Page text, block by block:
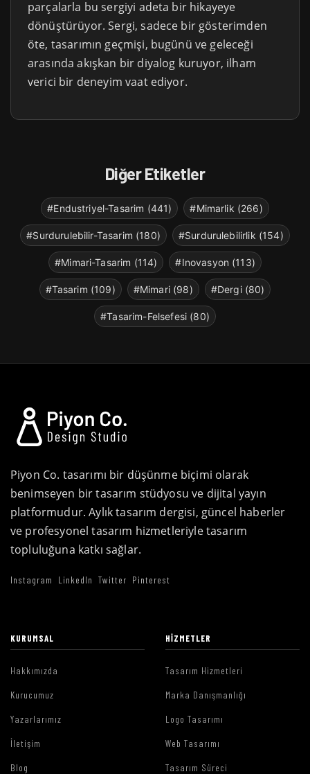
parçalarla bu sergiyi adeta bir hikayeye
dönüştürüyor. Sergi, sadece bir gösterimden
öte, tasarımın geçmişi, bugünü ve geleceği
arasında akışkan bir diyalog kuruyor, ilham
verici bir deneyim vaat ediyor.
Diğer Etiketler
#Endustriyel-Tasarim (441) #Mimarlik (266)
#Surdurulebilir-Tasarim (180) #Surdurulebilirlik (154)
#Mimari-Tasarim (114) #Inovasyon (113)
#Tasarim (109) #Mimari (98) #Dergi (80)
#Tasarim-Felsefesi (80)
Piyon Co. tasarımı bir düşünme biçimi olarak
benimseyen bir tasarım stüdyosu ve dijital yayın
platformudur. Aylık tasarım dergisi, güncel haberler
ve profesyonel tasarım hizmetleriyle tasarım
topluluğuna katkı sağlar.
Instagram LinkedIn Twitter Pinterest
KURUMSAL
Hakkımızda
Kurucumuz
Yazarlarımız
İletişim
Blog
HIZMETLER
Tasarım Hizmetleri
Marka Danışmanlığı
Logo Tasarımı
Web Tasarımı
Tasarım Süreci